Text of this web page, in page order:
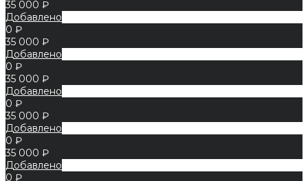
35 000 ₽
Добавлено
0 ₽
35 000 ₽
Добавлено
0 ₽
35 000 ₽
Добавлено
0 ₽
35 000 ₽
Добавлено
0 ₽
35 000 ₽
Добавлено
0 ₽